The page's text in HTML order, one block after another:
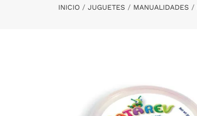
INICIO JUGUETES MANUALIDADES